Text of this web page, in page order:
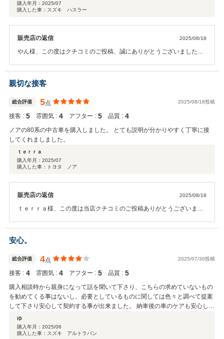
購入年月： 2025/07
購入した車：スズキ ハスラー
販売店の返信 2025/08/18
やん様、この度はクチコミのご投稿、誠にありがとうございました。
点検にお越しくださりありがとうございました。今後も定期的なオイ
ル交換や定期点検、洗車！などしっかりサポートいたしますので、引
き続きよろしくお願いいたします。ありがとうございました。
親切な接客
総合評価 5点 2025/08/18投稿
接客 : 5 雰囲気 : 4 アフター : 5 品質 : 4
ノアの80系の中古車を購入しました。 とても説明が分かりやすく丁寧に接
してくれましました。
ｔｅｒｒａ
購入年月： 2025/07
購入した車：トヨタ ノア
販売店の返信 2025/08/18
ｔｅｒｒａ様、この度は当店クチコミのご投稿ありがとうございまし
本日はご納車後の無料点検にお越しくださりありがとうございまし
た。お車にも慣れていただけているご様子をうかがえてよかったで
も知れませんが、何かお気づきの点等ございましたら、お気軽にご連
絡ください。よろしくお願いいたします。
安心。
総合評価 4点 2025/07/30投稿
接客 : 4 雰囲気 : 4 アフター : 5 品質 : 5
購入相談時から親身になって話を聞いて下さり、こちらの求めていないもの
を勧めてくる事はないし、必要としているものに関しては色々と調べて提案
して下さり安心して契約する事が出来ました。 納車後の車のケアも安心して
お願いしようと思います。
ゆ
購入年月： 2025/06
購入した車：スズキ アルトラパン